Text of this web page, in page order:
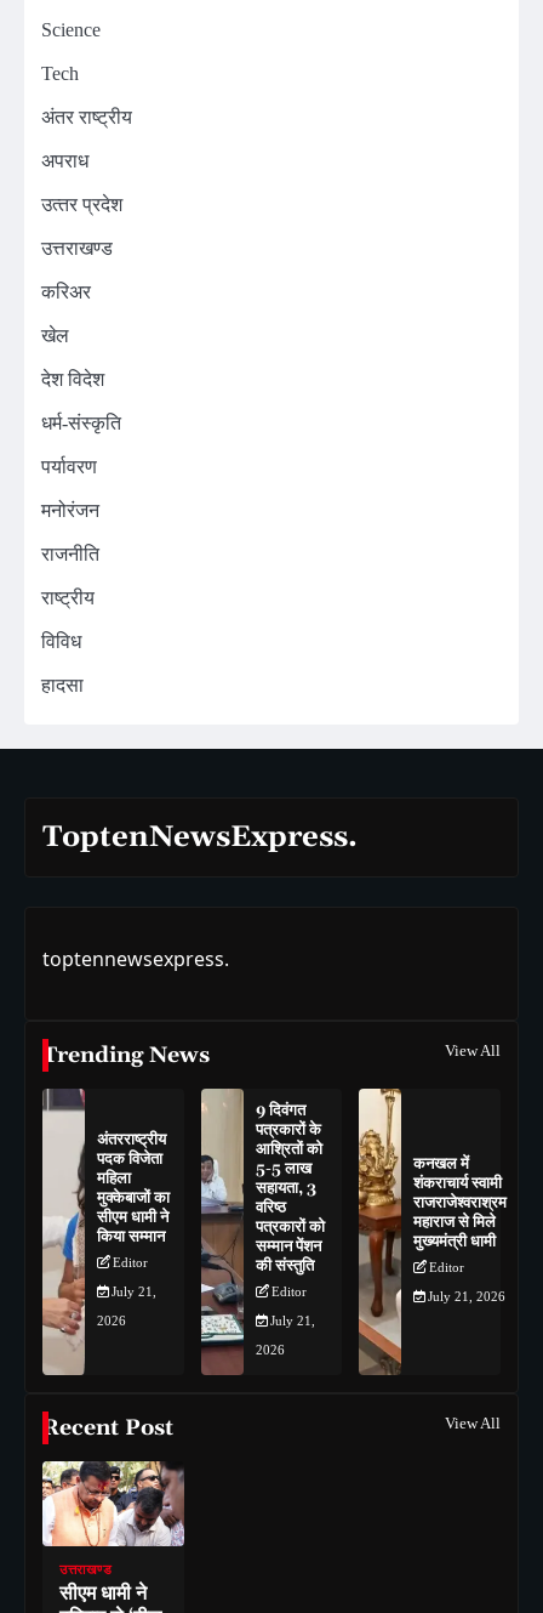
Science
Tech
अंतर राष्ट्रीय
अपराध
उत्‍तर प्रदेश
उत्तराखण्ड
करिअर
खेल
देश विदेश
धर्म-संस्कृति
पर्यावरण
मनोरंजन
राजनीति
राष्ट्रीय
विविध
हादसा
ToptenNewsExpress.
toptennewsexpress.
Trending News View All
अंतरराष्ट्रीय
पदक विजेता
महिला
मुक्केबाजों का
सीएम धामी ने
किया सम्मान
Editor
July 21,
2026
9 दिवंगत
पत्रकारों के
आश्रितों को
5-5 लाख
सहायता, 3
वरिष्ठ
पत्रकारों को
सम्मान पेंशन
की संस्तुति
Editor
July 21,
2026
कनखल में
शंकराचार्य स्वामी
राजराजेश्वराश्रम
महाराज से मिले
मुख्यमंत्री धामी
Editor
July 21, 2026
Recent Post View All
उत्तराखण्ड
सीएम धामी ने